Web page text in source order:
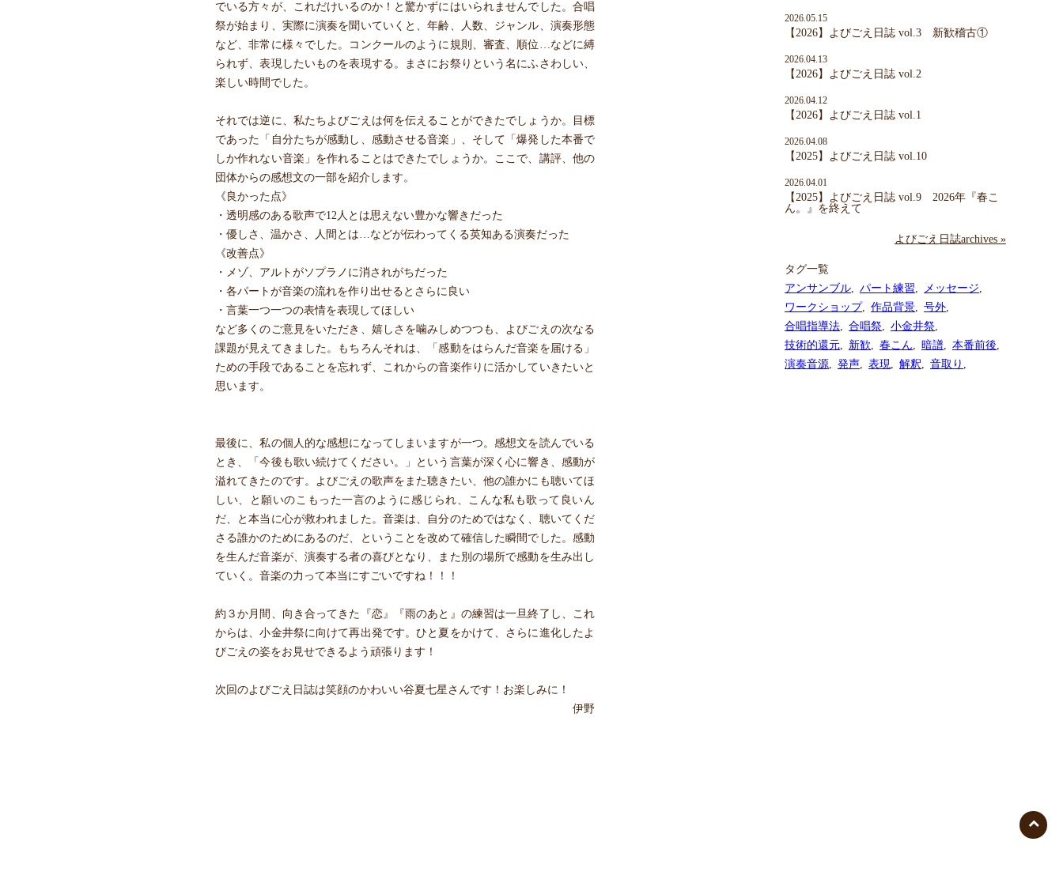
でいる方々が、これだけいるのか！と驚かずにはいられませんでした。合唱
祭が始まり、実際に演奏を聞いていくと、年齢、人数、ジャンル、演奏形態
など、非常に様々でした。コンクールのように規則、審査、順位…などに縛
られず、表現したいものを表現する。まさにお祭りという名にふさわしい、
楽しい時間でした。
それでは逆に、私たちよびごえは何を伝えることができたでしょうか。目標
であった「自分たちが感動し、感動させる音楽」、そして「爆発した本番で
しか作れない音楽」を作れることはできたでしょうか。ここで、講評、他の
団体からの感想文の一部を紹介します。
《良かった点》
・透明感のある歌声で12人とは思えない豊かな響きだった
・優しさ、温かさ、人間とは…などが伝わってくる英知ある演奏だった
《改善点》
・メゾ、アルトがソプラノに消されがちだった
・各パートが音楽の流れを作り出せるとさらに良い
・言葉一つ一つの表情を表現してほしい
など多くのご意見をいただき、嬉しさを噛みしめつつも、よびごえの次なる
課題が見えてきました。もちろんそれは、「感動をはらんだ音楽を届ける」
ための手段であることを忘れず、これからの音楽作りに活かしていきたいと
思います。
最後に、私の個人的な感想になってしまいますが一つ。感想文を読んでいる
とき、「今後も歌い続けてください。」という言葉が深く心に響き、感動が
溢れてきたのです。よびごえの歌声をまた聴きたい、他の誰かにも聴いてほ
しい、と願いのこもった一言のように感じられ、こんな私も歌って良いん
だ、と本当に心が救われました。音楽は、自分のためではなく、聴いてくだ
さる誰かのためにあるのだ、ということを改めて確信した瞬間でした。感動
を生んだ音楽が、演奏する者の喜びとなり、また別の場所で感動を生み出し
ていく。音楽の力って本当にすごいですね！！！
約３か月間、向き合ってきた『恋』『雨のあと』の練習は一旦終了し、これ
からは、小金井祭に向けて再出発です。ひと夏をかけて、さらに進化したよ
びごえの姿をお見せできるよう頑張ります！
次回のよびごえ日誌は笑顔のかわいい谷夏七星さんです！お楽しみに！
伊野
2026.05.15
【2026】よびごえ日誌 vol.3 新歓稽古①
2026.04.13
【2026】よびごえ日誌 vol.2
2026.04.12
【2026】よびごえ日誌 vol.1
2026.04.08
【2025】よびごえ日誌 vol.10
2026.04.01
【2025】よびごえ日誌 vol.9 2026年『春こ
ん。』を終えて
よびごえ日誌archives »
タグ一覧
アンサンブル
パート練習
メッセージ
ワークショップ
作品背景
号外
合唱指導法
合唱祭
小金井祭
技術的還元
新歓 春こん 暗譜
本番前後
演奏音源
発声 表現 解釈 音取り